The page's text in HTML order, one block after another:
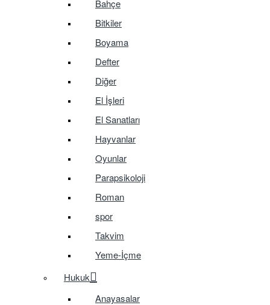
Bahçe
Bitkiler
Boyama
Defter
Diğer
El İşleri
El Sanatları
Hayvanlar
Oyunlar
Parapsikoloji
Roman
spor
Takvim
Yeme-İçme
Hukuk
Anayasalar